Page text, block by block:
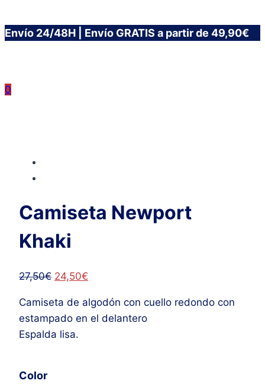
Saltar
Envío 24/48H | Envío GRATIS a partir de 49,90€
0
Camiseta Newport
Khaki
27,50€ El
original
era:
27,50€.
24,50€
actual
es:
Camiseta de algodón con cuello redondo con
estampado en el delantero
Espalda lisa.
Color